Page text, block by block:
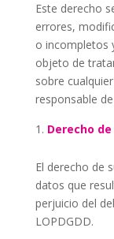
Este derecho
errores,
o incompletos
objeto de
sobre
responsable
Derecho
El derecho de
datos que
perjuicio del
LOPDGDD.